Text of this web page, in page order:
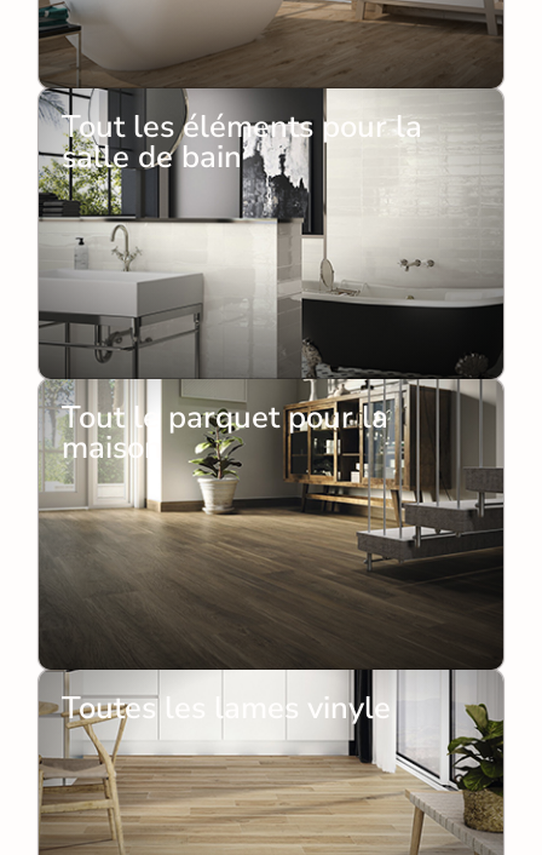
Tout les éléments pour la
salle de bain
Tout le parquet pour la
maison
Toutes les lames vinyle